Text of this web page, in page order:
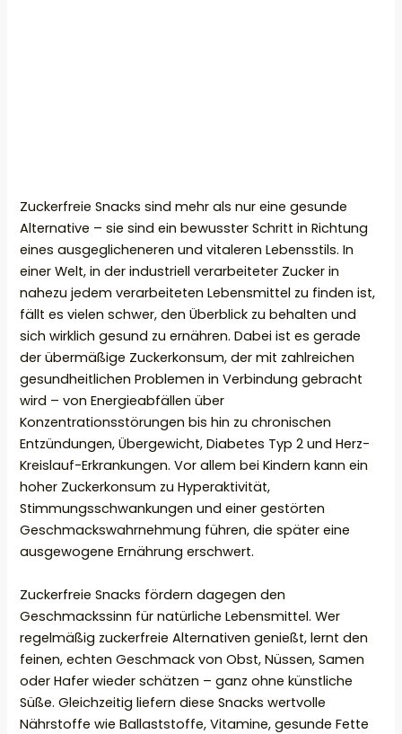
Zuckerfreie Snacks sind mehr als nur eine gesunde
Alternative – sie sind ein bewusster Schritt in Richtung
eines ausgeglicheneren und vitaleren Lebensstils. In
einer Welt, in der industriell verarbeiteter Zucker in
nahezu jedem verarbeiteten Lebensmittel zu finden ist,
fällt es vielen schwer, den Überblick zu behalten und
sich wirklich gesund zu ernähren. Dabei ist es gerade
der übermäßige Zuckerkonsum, der mit zahlreichen
gesundheitlichen Problemen in Verbindung gebracht
wird – von Energieabfällen über
Konzentrationsstörungen bis hin zu chronischen
Entzündungen, Übergewicht, Diabetes Typ 2 und Herz-
Kreislauf-Erkrankungen. Vor allem bei Kindern kann ein
hoher Zuckerkonsum zu Hyperaktivität,
Stimmungsschwankungen und einer gestörten
Geschmackswahrnehmung führen, die später eine
ausgewogene Ernährung erschwert.
Zuckerfreie Snacks fördern dagegen den
Geschmackssinn für natürliche Lebensmittel. Wer
regelmäßig zuckerfreie Alternativen genießt, lernt den
feinen, echten Geschmack von Obst, Nüssen, Samen
oder Hafer wieder schätzen – ganz ohne künstliche
Süße. Gleichzeitig liefern diese Snacks wertvolle
Nährstoffe wie Ballaststoffe, Vitamine, gesunde Fette